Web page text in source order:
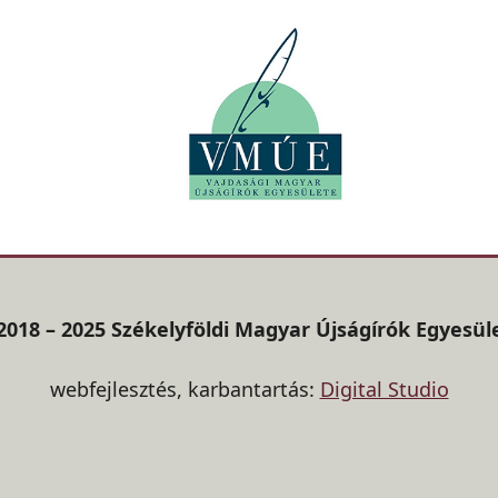
– 2025 Székelyföldi Magyar Újságírók
webfejlesztés, karbantartás: Digital Studio